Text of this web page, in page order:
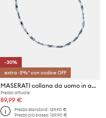
-30%
extra -5%* con codice OFF
MASERATI collana da uomo in acciaio inox CERAMIC
Prezzo attuale:
89,99 €
Prezzo standard:129,90 €
Prezzo più basso:129,90 €